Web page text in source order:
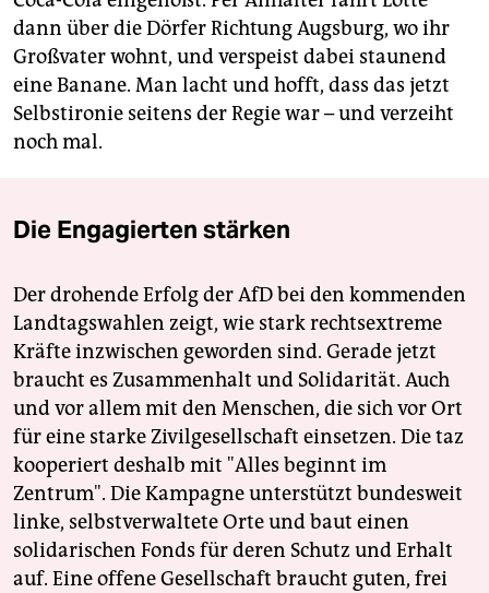
dann über die Dörfer Richtung Augsburg, wo ihr
Großvater wohnt, und verspeist dabei staunend
eine Banane. Man lacht und hofft, dass das jetzt
Selbstironie seitens der Regie war – und verzeiht
noch mal.
Die Engagierten stärken
Der drohende Erfolg der AfD bei den kommenden
Landtagswahlen zeigt, wie stark rechtsextreme
Kräfte inzwischen geworden sind. Gerade jetzt
braucht es Zusammenhalt und Solidarität. Auch
und vor allem mit den Menschen, die sich vor Ort
für eine starke Zivilgesellschaft einsetzen. Die taz
kooperiert deshalb mit "Alles beginnt im
Zentrum". Die Kampagne unterstützt bundesweit
linke, selbstverwaltete Orte und baut einen
solidarischen Fonds für deren Schutz und Erhalt
auf. Eine offene Gesellschaft braucht guten, frei